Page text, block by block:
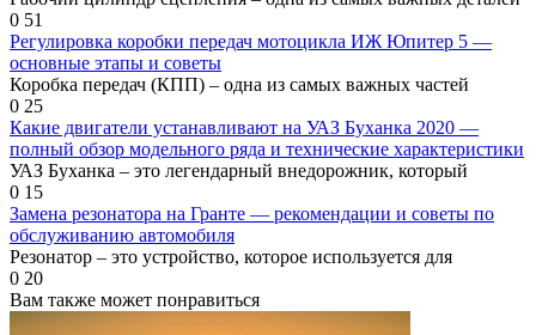
0 51
Регулировка коробки передач мотоцикла ИЖ Юпитер 5 —
основные этапы и советы
Коробка передач (КПП) – одна из самых важных частей
0 25
Какие двигатели устанавливают на УАЗ Буханка 2020 —
полный обзор модельного ряда и технические характеристики
УАЗ Буханка – это легендарный внедорожник, который
0 15
Замена резонатора на Гранте — рекомендации и советы по
обслуживанию автомобиля
Резонатор – это устройство, которое используется для
0 20
Вам также может понравиться